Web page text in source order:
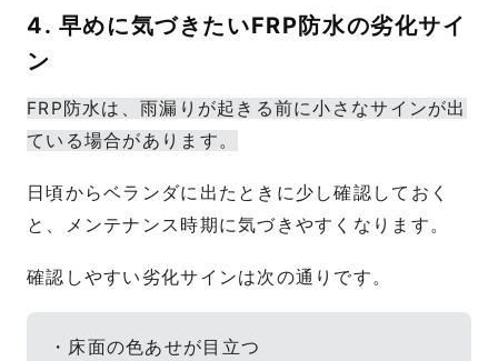
4. 早めに気づきたいFRP防水の劣化サイ
ン
FRP防水は、雨漏りが起きる前に小さなサインが出
ている場合があります。
日頃からベランダに出たときに少し確認しておく
と、メンテナンス時期に気づきやすくなります。
確認しやすい劣化サインは次の通りです。
・床面の色あせが目立つ